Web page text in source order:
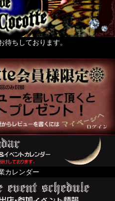
のお品）
フト特集
待ちしております。
カレンダー